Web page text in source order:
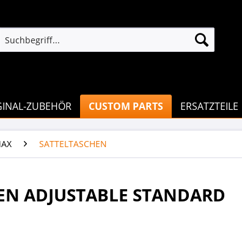
ZUBEHÖR CUSTOM PARTS ERSATZTEILE
SATTELTASCHEN
ADJUSTABLE STANDARD